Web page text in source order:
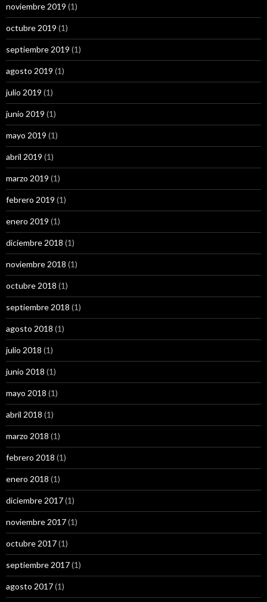
noviembre 2019 (1)
octubre 2019 (1)
septiembre 2019 (1)
agosto 2019 (1)
julio 2019 (1)
junio 2019 (1)
mayo 2019 (1)
abril 2019 (1)
marzo 2019 (1)
febrero 2019 (1)
enero 2019 (1)
diciembre 2018 (1)
noviembre 2018 (1)
octubre 2018 (1)
septiembre 2018 (1)
agosto 2018 (1)
julio 2018 (1)
junio 2018 (1)
mayo 2018 (1)
abril 2018 (1)
marzo 2018 (1)
febrero 2018 (1)
enero 2018 (1)
diciembre 2017(1)
noviembre 2017(1)
octubre 2017(1)
septiembre 2017(1)
agosto 2017(1)